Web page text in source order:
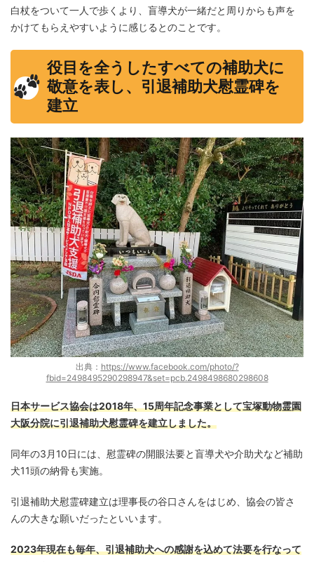
白杖をついて一人で歩くより、盲導犬が一緒だと周りからも声を
かけてもらえやすいように感じるとのことです。
役目を全うしたすべての補助犬に
敬意を表し、引退補助犬慰霊碑を
建立
出典： https://www.facebook.com/photo/?
fbid=2498495290298947&set=pcb.2498498680298608
日本サービス協会は2018年、15周年記念事業として宝塚動物霊園
大阪分院に引退補助犬慰霊碑を建立しました。
同年の3月10日には、慰霊碑の開眼法要と盲導犬や介助犬など補助
犬11頭の納骨も実施。
引退補助犬慰霊碑建立は理事長の谷口さんをはじめ、協会の皆さ
んの大きな願いだったといいます。
2023年現在も毎年、引退補助犬への感謝を込めて法要を行なって